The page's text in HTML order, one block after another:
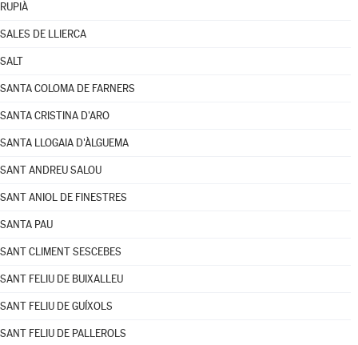
RUPIÀ
SALES DE LLIERCA
SALT
SANTA COLOMA DE FARNERS
SANTA CRISTINA D'ARO
SANTA LLOGAIA D'ÀLGUEMA
SANT ANDREU SALOU
SANT ANIOL DE FINESTRES
SANTA PAU
SANT CLIMENT SESCEBES
SANT FELIU DE BUIXALLEU
SANT FELIU DE GUÍXOLS
SANT FELIU DE PALLEROLS